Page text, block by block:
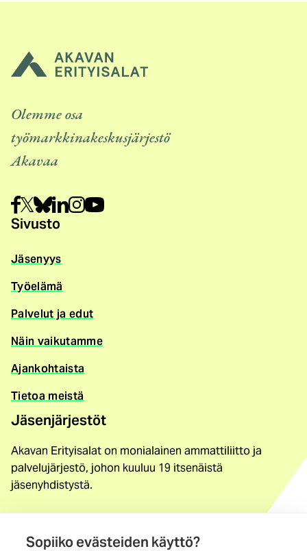
Sopiiko evästeiden käyttö?
Olemme osa
työmarkkinakeskusjärjestö
Akavaa
Sivusto
Jäsenyys
Työelämä
Palvelut ja edut
Näin vaikutamme
Ajankohtaista
Tietoa meistä
Jäsenjärjestöt
Akavan Erityisalat on monialainen ammattiliitto ja
palvelujärjestö, johon kuuluu 19 itsenäistä
jäsenyhdistystä.
Yhteystiedot